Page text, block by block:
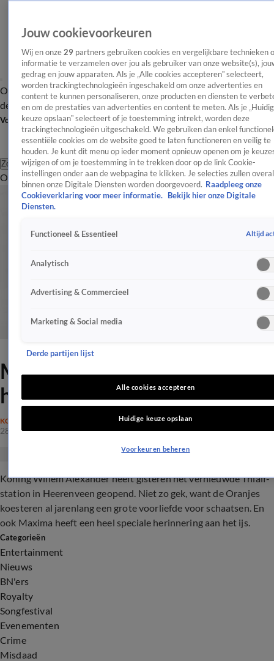
OverzichtAfleveringen Entertainment TV Algemeen
Tip
de redactieNieuwsbrief
Volg Shownieuws
Zoeken
OverzichtEntertainmentSpraakmakendRealityCrimeVideo's
Maxima's Week: speciale
herinneringen aan het ijs
KONINKLIJK HUIS
28 jan 2017, 22:49
Koning Willem Alexander heeft gisteren het vernieuwde Thialf-
station in Heerenveen geopend. Niet zo gek, want de Oranjes
koesteren al jarenlang een grote voorliefde voor schaatsen. En
ook Maxima heeft een heel speciale herinnering aan het ijs.
Categorieën
Entertainment
Nieuws
BN'ers
Royalty
Songfestival
Evenementen
Crime
Misdaad
Jouw cookievoorkeuren
Wij en onze 29 partners gebruiken cookies en vergelijkbare technieken
informatie te verzamelen over jou als gebruiker van onze website(s),
gedrag en jouw apparaten. Als je „Alle cookies accepteren” selecteert,
worden trackingtechnologieën ingeschakeld om onze advertenties en
content te kunnen personaliseren, onze producten en diensten te
en om de prestaties van advertenties en content te meten. Als je
keuze opslaan” selecteert of je toestemming intrekt, worden deze
trackingtechnologieën uitgeschakeld. We gebruiken dan enkel
essentiële cookies om de website goed te laten functioneren en veilig te
houden. Je kunt dit menu op ieder moment opnieuw openen om je
wijzigen of om je toestemming in te trekken door op de link Cookie-
instellingen onder aan de webpagina te klikken. Je selecties zullen overal
binnen onze Digitale Diensten worden doorgevoerd. Raadpleeg onze
Cookieverklaring voor meer informatie.
Bekijk hier onze Digitale
Diensten.
Functioneel & Essentieel Altijd
Analytisch
Advertising & Commercieel
Marketing & Social media
Derde partijen lijst
Alle cookies accepteren
Huidige keuze opslaan
Voorkeuren beheren